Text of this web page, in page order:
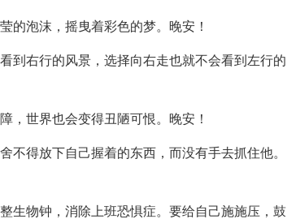
的泡沫，摇曳着彩色的梦。晚安！
到右行的风景，选择向右走也就不会看到左行的
，世界也会变得丑陋可恨。晚安！
不得放下自己握着的东西，而没有手去抓住他。
生物钟，消除上班恐惧症。要给自己施施压，鼓